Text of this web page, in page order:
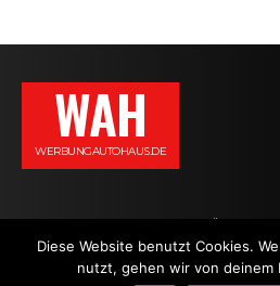
WAH
WERBUNGAUTOHAUS.DE
AGB DATENSCHUTZERKLÄRUNG
Diese Website benutzt Cookies.
nutzt, gehen wir von deinem